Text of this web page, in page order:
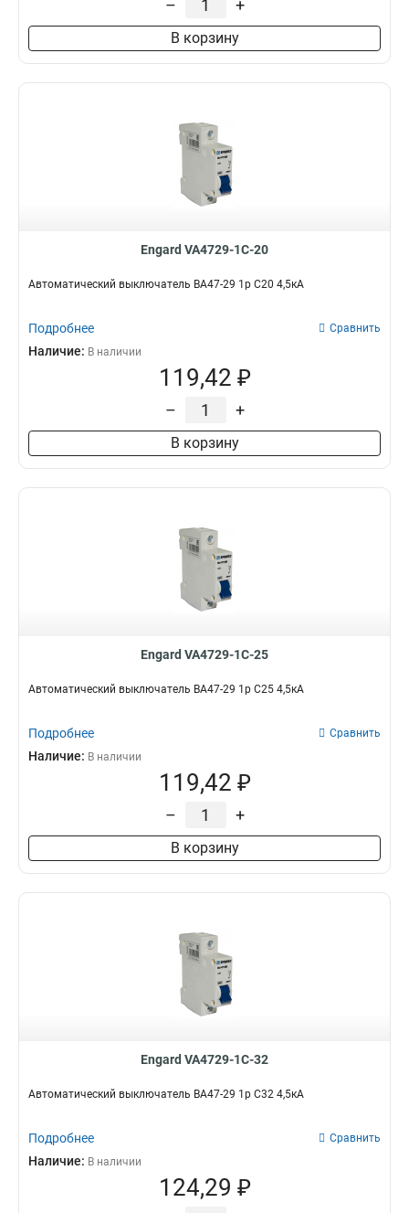
– +
В корзину
Engard VA4729-1C-20
Автоматический выключатель ВА47-29 1р C20 4,5кА
Подробнее Сравнить
Наличие: В наличии
119,42 ₽
– +
В корзину
Engard VA4729-1C-25
Автоматический выключатель ВА47-29 1р C25 4,5кА
Подробнее Сравнить
Наличие: В наличии
119,42 ₽
– +
В корзину
Engard VA4729-1C-32
Автоматический выключатель ВА47-29 1р C32 4,5кА
Подробнее Сравнить
Наличие: В наличии
124,29 ₽